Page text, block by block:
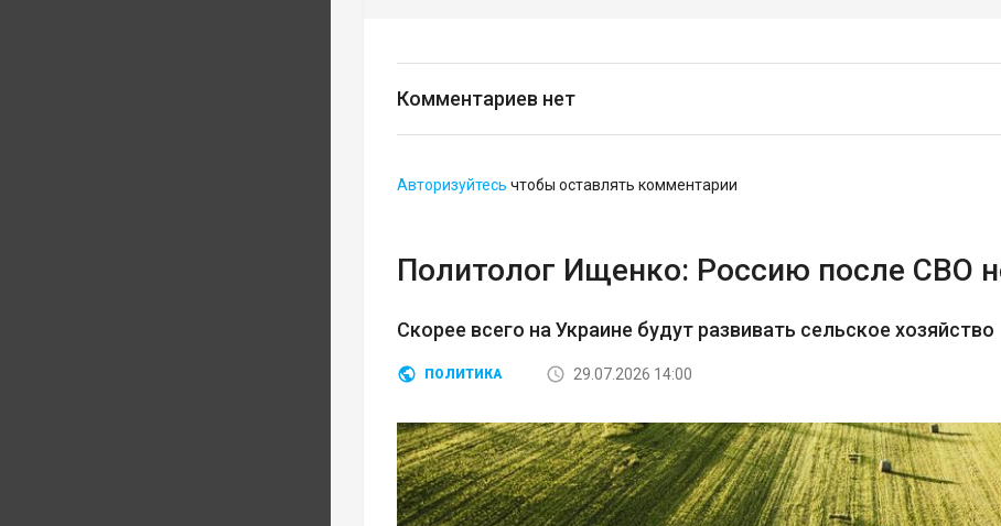
Комментариев нет
Авторизуйтесь чтобы оставлять комментарии
Политолог Ищенко: Россию после СВО
Скорее всего на Украине будут развивать сельское хозяйство
ПОЛИТИКА 29.07.2026 14:00